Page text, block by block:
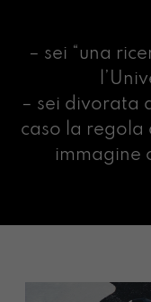
– sei “una
– sei divorata
caso la regola
immagine